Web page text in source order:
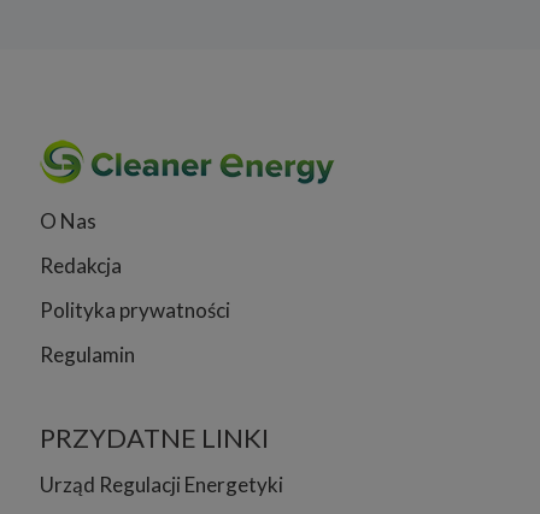
O Nas
Redakcja
Polityka prywatności
Regulamin
PRZYDATNE LINKI
Urząd Regulacji Energetyki